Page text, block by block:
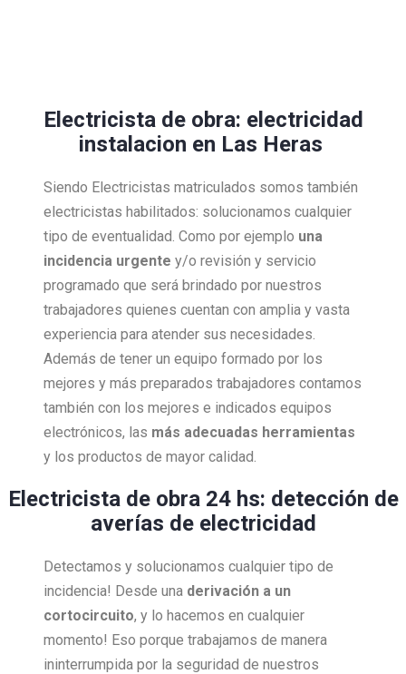
Electricista de obra: electricidad
instalacion en Las Heras
Siendo Electricistas matriculados somos también
electricistas habilitados: solucionamos cualquier
tipo de eventualidad. Como por ejemplo una
incidencia urgente y/o revisión y servicio
programado que será brindado por nuestros
trabajadores quienes cuentan con amplia y vasta
experiencia para atender sus necesidades.
Además de tener un equipo formado por los
mejores y más preparados trabajadores contamos
también con los mejores e indicados equipos
electrónicos, las más adecuadas herramientas
y los productos de mayor calidad.
Electricista de obra 24 hs: detección de
averías de electricidad
Detectamos y solucionamos cualquier tipo de
incidencia! Desde una derivación a un
cortocircuito, y lo hacemos en cualquier
momento! Eso porque trabajamos de manera
ininterrumpida por la seguridad de nuestros